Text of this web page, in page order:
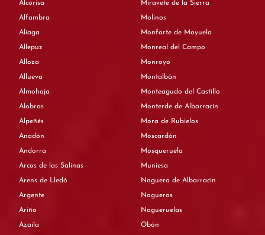
Alcorisa
Alfambra
Aliaga
Allepuz
Alloza
Allueva
Almohaja
Alobras
Alpeñés
Anadón
Andorra
Arcos de las Salinas
Arens de Lledó
Argente
Ariño
Azaila
Miravete de la Sierra
Molinos
Monforte de Moyuela
Monreal del Campo
Monroyo
Montalbán
Monteagudo del Castillo
Monterde de Albarracín
Mora de Rubielos
Moscardón
Mosqueruela
Muniesa
Noguera de Albarracín
Nogueras
Nogueruelas
Obón